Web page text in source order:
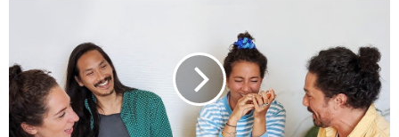
d
i
m
a
c
C
a